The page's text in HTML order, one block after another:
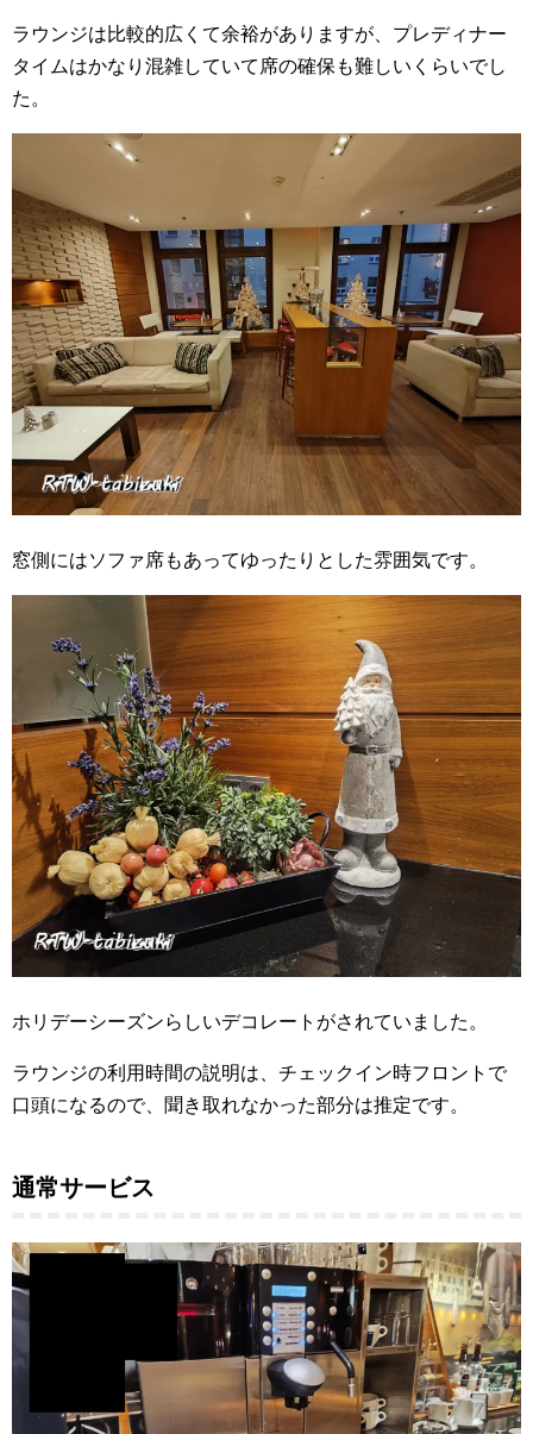
ラウンジは比較的広くて余裕がありますが、プレディナー
タイムはかなり混雑していて席の確保も難しいくらいでし
た。
窓側にはソファ席もあってゆったりとした雰囲気です。
ホリデーシーズンらしいデコレートがされていました。
ラウンジの利用時間の説明は、チェックイン時フロントで
口頭になるので、聞き取れなかった部分は推定です。
通常サービス